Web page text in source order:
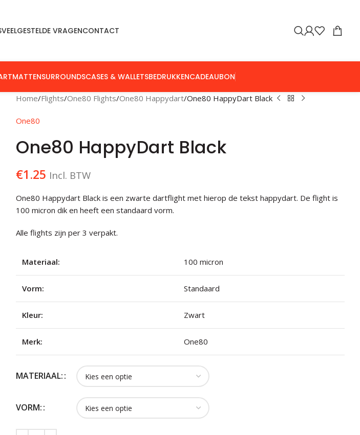
VEELGESTELDE VRAGENCONTACT
SURROUNDSCASES & WALLETSBEDRUKKENCADEAUBON
Home Flights One80 Flights One80 Happydart One80 HappyDart Black
One80
One80 HappyDart Black
€1.25 Incl. BTW
One80 Happydart Black is een zwarte dartflight met hierop de tekst happydart. De flight is
100 micron dik en heeft een standaard vorm.
Alle flights zijn per 3 verpakt.
Materiaal: 100 micron
Vorm: Standaard
Kleur: Zwart
Merk: One80
MATERIAAL:
VORM: